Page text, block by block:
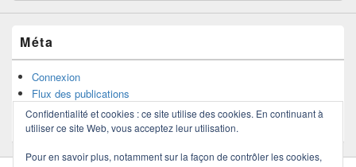
Méta
Connexion
Flux des publications
Flux des commentaires
Site de WordPress-FR
Confidentialité et cookies : ce site utilise des cookies. En continuant à
utiliser ce site Web, vous acceptez leur utilisation.
Pour en savoir plus, notamment sur la façon de contrôler les cookies,